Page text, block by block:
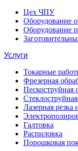
Цех ЧПУ
Оборудование
Оборудование
Услуги
Токарные
Фрезерная
Пескоструйная
Лазерная резка
Галтовка
Распиловка
Порошковая